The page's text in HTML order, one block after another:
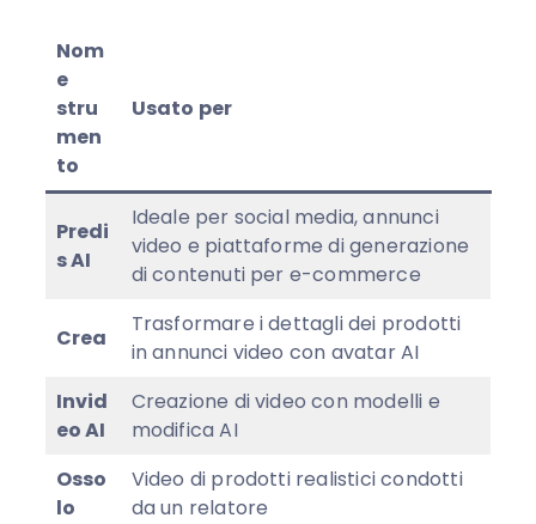
Nom
e
stru
men
to
Usato per
Predi
s AI
Ideale per social media, annunci
video e piattaforme di generazione
di contenuti per e-commerce
Crea
Trasformare i dettagli dei prodotti
in annunci video con avatar AI
Invid
eo AI
Creazione di video con modelli e
modifica AI
Osso
lo
Video di prodotti realistici condotti
da un relatore